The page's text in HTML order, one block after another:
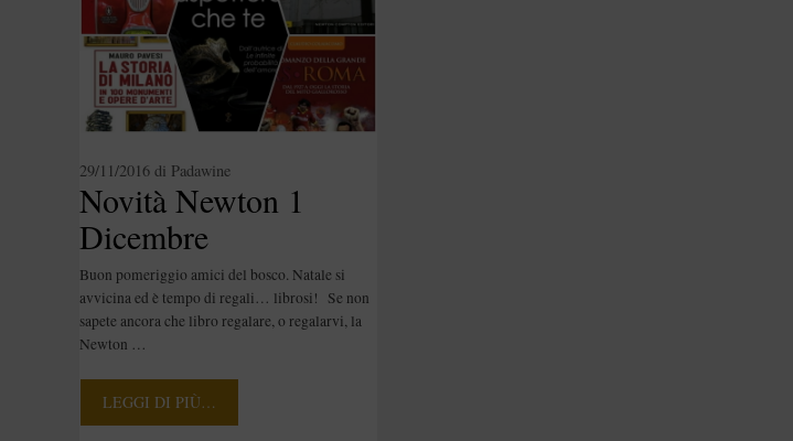
Novità Newton 1
Dicembre
29/11/2016 di Padawine
Buon pomeriggio amici del bosco. Natale si
avvicina ed è tempo di regali… librosi! Se non
sapete ancora che libro regalare, o regalarvi, la
Newton …
LEGGI DI PIÙ…